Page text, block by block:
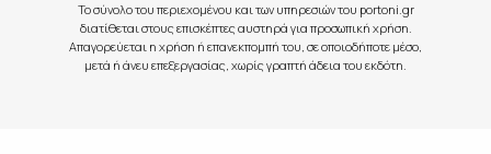
Το σύνολο του περιεχομένου και των υπηρεσιών του portoni.gr
διατίθεται στους επισκέπτες αυστηρά για προσωπική χρήση.
Απαγορεύεται η χρήση ή επανεκπομπή του, σε οποιοδήποτε μέσο,
μετά ή άνευ επεξεργασίας, χωρίς γραπτή άδεια του εκδότη.